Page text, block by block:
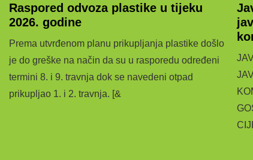
Raspored odvoza plastike u tijeku
2026. godine
Prema utvrđenom planu prikupljanja plastike došlo
je do greške na način da su u rasporedu određeni
termini 8. i 9. travnja dok se navedeni otpad
prikupljao 1. i 2. travnja. [&